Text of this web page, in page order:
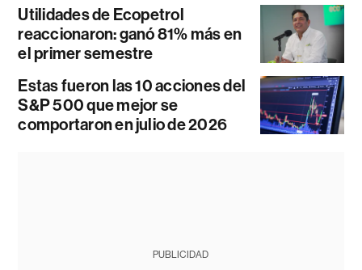
Utilidades de Ecopetrol
reaccionaron: ganó 81% más en
el primer semestre
Estas fueron las 10 acciones del
S&P 500 que mejor se
comportaron en julio de 2026
PUBLICIDAD